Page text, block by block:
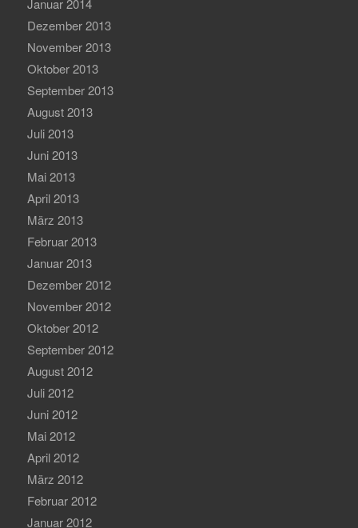
Januar 2014
Dezember 2013
November 2013
Oktober 2013
September 2013
August 2013
Juli 2013
Juni 2013
Mai 2013
April 2013
März 2013
Februar 2013
Januar 2013
Dezember 2012
November 2012
Oktober 2012
September 2012
August 2012
Juli 2012
Juni 2012
Mai 2012
April 2012
März 2012
Februar 2012
Januar 2012